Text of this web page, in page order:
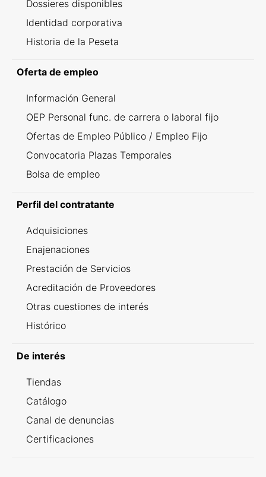
Dossieres disponibles
Identidad corporativa
Historia de la Peseta
Oferta de empleo
Información General
OEP Personal func. de carrera o laboral fijo
Ofertas de Empleo Público / Empleo Fijo
Convocatoria Plazas Temporales
Bolsa de empleo
Perfil del contratante
Adquisiciones
Enajenaciones
Prestación de Servicios
Acreditación de Proveedores
Otras cuestiones de interés
Histórico
De interés
Tiendas
Catálogo
Canal de denuncias
Certificaciones